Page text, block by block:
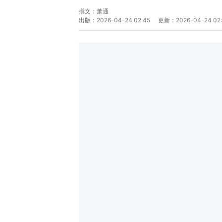
撰文： 萧通
出版： 2026-04-24 02:45 更新： 2026-04-24